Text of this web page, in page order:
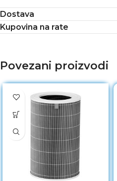
Dostava
Kupovina na rate
Povezani proizvodi